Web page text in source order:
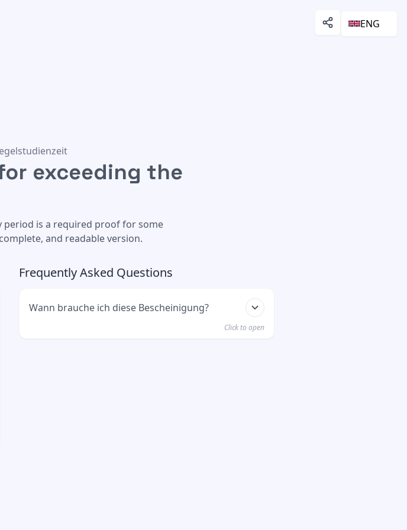
ENG
period
exceeding the
is a required proof for some
and readable version.
Frequently Asked Questions
Wann brauche ich diese Bescheinigung?
Click to open